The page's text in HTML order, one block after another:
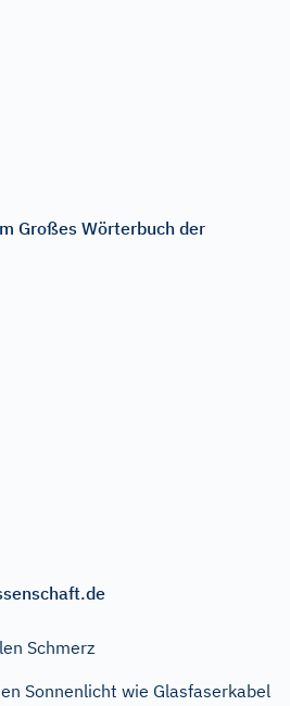
Großes Wörterbuch der
Schmerz
Sonnenlicht wie Glasfaserkabel